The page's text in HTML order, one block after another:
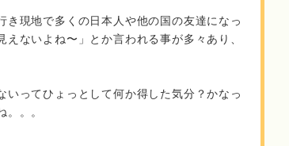
現地で多くの日本人や他の国の友達になっ
ないよね〜」とか言われる事が多々あり、
ってひょっとして何か得した気分？かなっ
。。